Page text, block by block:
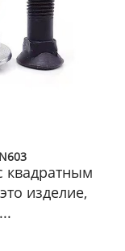
В нашем
гайка